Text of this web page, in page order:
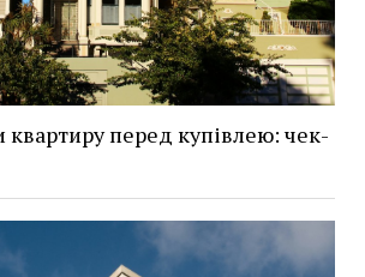
квартиру перед купівлею: чек-